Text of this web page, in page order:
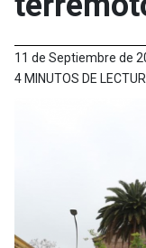
11 de Septiembre de
4 MINUTOS DE